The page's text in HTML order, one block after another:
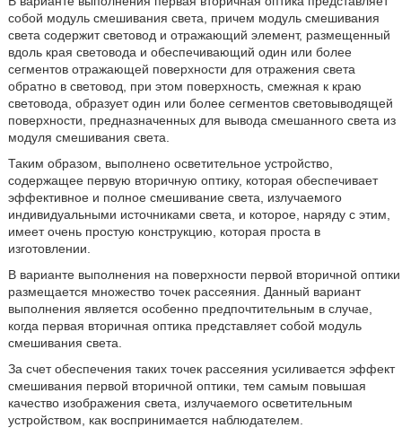
собой модуль смешивания света, причем модуль смешивания
света содержит световод и отражающий элемент, размещенный
вдоль края световода и обеспечивающий один или более
сегментов отражающей поверхности для отражения света
обратно в световод, при этом поверхность, смежная к краю
световода, образует один или более сегментов световыводящей
поверхности, предназначенных для вывода смешанного света из
модуля смешивания света.
Таким образом, выполнено осветительное устройство,
содержащее первую вторичную оптику, которая обеспечивает
эффективное и полное смешивание света, излучаемого
индивидуальными источниками света, и которое, наряду с этим,
имеет очень простую конструкцию, которая проста в
изготовлении.
В варианте выполнения на поверхности первой вторичной оптики
размещается множество точек рассеяния. Данный вариант
выполнения является особенно предпочтительным в случае,
когда первая вторичная оптика представляет собой модуль
смешивания света.
За счет обеспечения таких точек рассеяния усиливается эффект
смешивания первой вторичной оптики, тем самым повышая
качество изображения света, излучаемого осветительным
устройством, как воспринимается наблюдателем.